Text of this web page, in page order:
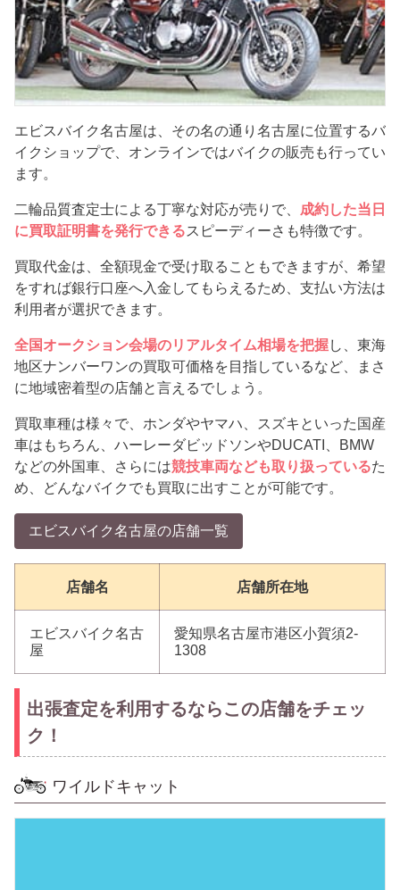
エビスバイク名古屋は、その名の通り名古屋に位置するバ
イクショップで、オンラインではバイクの販売も行ってい
ます。
二輪品質査定士による丁寧な対応が売りで、 成約した当日
に買取証明書を発行できるスピーディーさも特徴です。
買取代金は、全額現金で受け取ることもできますが、希望
をすれば銀行口座へ入金してもらえるため、支払い方法は
利用者が選択できます。
全国オークション会場のリアルタイム相場を把握し、東海
地区ナンバーワンの買取可価格を目指しているなど、まさ
に地域密着型の店舗と言えるでしょう。
買取車種は様々で、ホンダやヤマハ、スズキといった国産
車はもちろん、ハーレーダビッドソンやDUCATI、BMW
などの外国車、さらには競技車両なども取り扱っているた
め、どんなバイクでも買取に出すことが可能です。
エビスバイク名古屋の店舗一覧
店舗名 店舗所在地
エビスバイク名古
屋
愛知県名古屋市港区小賀須2-
1308
出張査定を利用するならこの店舗をチェッ
ク！
ワイルドキャット